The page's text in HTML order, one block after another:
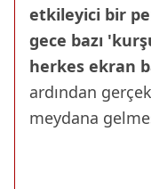
etkileyici bir
gece bazı
herkes ekran
ardından
meydana